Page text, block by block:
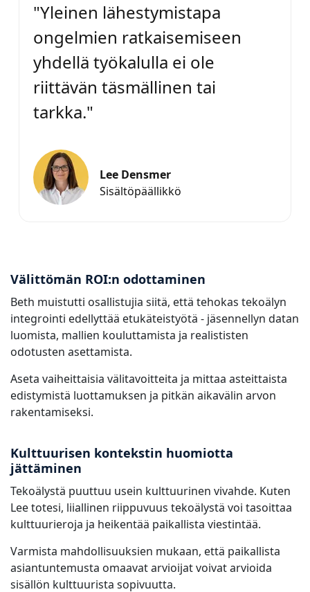
"Yleinen lähestymistapa
ongelmien ratkaisemiseen
yhdellä työkalulla ei ole
riittävän täsmällinen tai
tarkka."
Lee Densmer
Sisältöpäällikkö
Välittömän ROI:n odottaminen
Beth muistutti osallistujia siitä, että tehokas tekoälyn
integrointi edellyttää etukäteistyötä - jäsennellyn datan
luomista, mallien kouluttamista ja realististen
odotusten asettamista.
Aseta vaiheittaisia välitavoitteita ja mittaa asteittaista
edistymistä luottamuksen ja pitkän aikavälin arvon
rakentamiseksi.
Kulttuurisen kontekstin huomiotta
jättäminen
Tekoälystä puuttuu usein kulttuurinen vivahde. Kuten
Lee totesi, liiallinen riippuvuus tekoälystä voi tasoittaa
kulttuurieroja ja heikentää paikallista viestintää.
Varmista mahdollisuuksien mukaan, että paikallista
asiantuntemusta omaavat arvioijat voivat arvioida
sisällön kulttuurista sopivuutta.